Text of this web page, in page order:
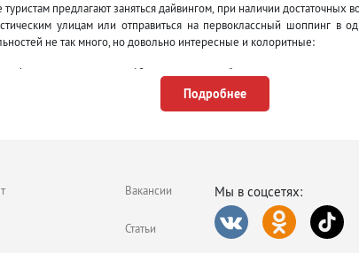
предлагают заняться дайвингом, при наличии
улицам или отправиться на первоклассный шоппинг
не так много, но довольно интересные и колоритные:
форта, возведенного в 18 веке рядом с побережьем.
сохранившее свой первоначальный вид.
Подробнее
Вакансии
Статьи
Мы в соцсетях: